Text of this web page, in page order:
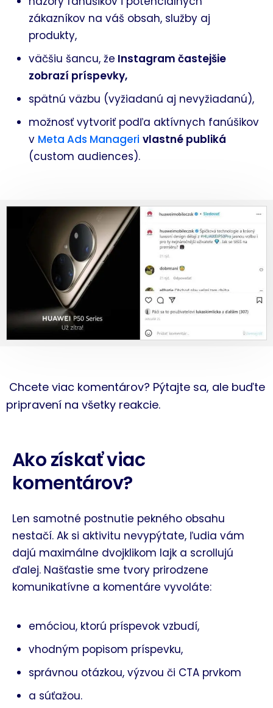
zákazníkov na váš obsah, služby aj
produkty,
väčšiu šancu, že Instagram častejšie
zobrazí príspevky,
spätnú väzbu (vyžiadanú aj nevyžiadanú),
možnosť vytvoriť podľa aktívnych fanúšikov
v Meta Ads Manageri vlastné publiká
(custom audiences).
Chcete viac komentárov? Pýtajte sa, ale buďte
pripravení na všetky reakcie.
Ako získať viac
komentárov?
Len samotné postnutie pekného obsahu
nestačí. Ak si aktivitu nevypýtate, ľudia vám
dajú maximálne dvojklikom lajk a scrollujú
ďalej. Našťastie sme tvory prirodzene
komunikatívne a komentáre vyvoláte:
emóciou, ktorú príspevok vzbudí,
vhodným popisom príspevku,
správnou otázkou, výzvou či CTA prvkom
a súťažou.